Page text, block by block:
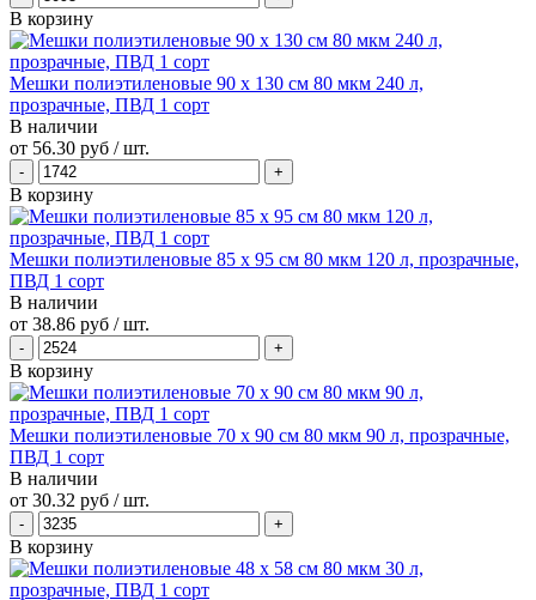
В корзину
Мешки полиэтиленовые 90 х 130 см 80 мкм 240 л,
прозрачные, ПВД 1 сорт
В наличии
от 56.30 руб / шт.
В корзину
Мешки полиэтиленовые 85 х 95 см 80 мкм 120 л, прозрачные,
ПВД 1 сорт
В наличии
от 38.86 руб / шт.
В корзину
Мешки полиэтиленовые 70 х 90 см 80 мкм 90 л, прозрачные,
ПВД 1 сорт
В наличии
от 30.32 руб / шт.
В корзину